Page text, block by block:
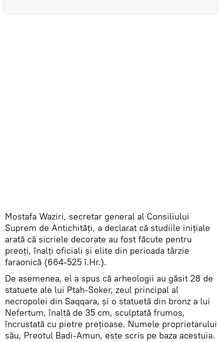
Mostafa Waziri, secretar general al Consiliului
Suprem de Antichități, a declarat că studiile inițiale
arată că sicriele decorate au fost făcute pentru
preoți, înalți oficiali și elite din perioada târzie
faraonică (664-525 î.Hr.).
De asemenea, el a spus că arheologii au găsit 28 de
statuete ale lui Ptah-Soker, zeul principal al
necropolei din Saqqara, și o statuetă din bronz a lui
Nefertum, înaltă de 35 cm, sculptată frumos,
încrustată cu pietre prețioase. Numele proprietarului
său, Preotul Badi-Amun, este scris pe baza acestuia.